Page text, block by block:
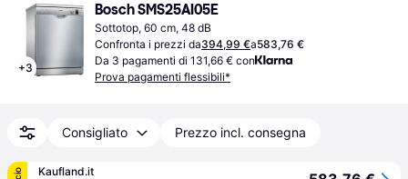
+3
Bosch SMS25AI05E
Sottotop, 60 cm, 48 dB
Confronta i prezzi da394,99 €a583,76 €
Da 3 pagamenti di 131,66 € con
Prova pagamenti flessibili*
Consigliato Prezzo incl. consegna
Kaufland.it